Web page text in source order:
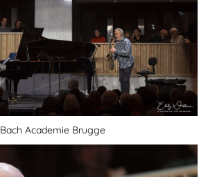
Bach Academie Brugge